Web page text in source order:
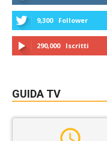
9,300 Follower
290,000 Iscritti
GUIDA TV